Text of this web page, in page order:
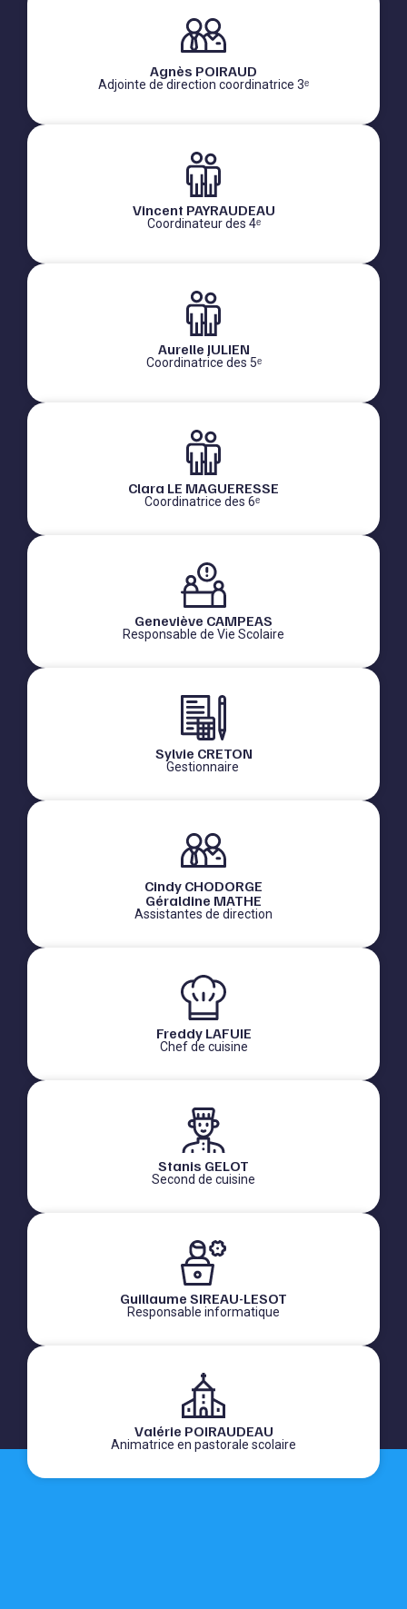
Agnès POIRAUD
Adjointe de direction coordinatrice 3ᵉ
Vincent PAYRAUDEAU
Coordinateur des 4ᵉ
Aurelle JULIEN
Coordinatrice des 5ᵉ
Clara LE MAGUERESSE
Coordinatrice des 6ᵉ
Geneviève CAMPEAS
Responsable de Vie Scolaire
Sylvie CRETON
Gestionnaire
Cindy CHODORGE
Géraldine MATHE
Assistantes de direction
Freddy LAFUIE
Chef de cuisine
Stanis GELOT
Second de cuisine
Guillaume SIREAU-LESOT
Responsable informatique
Valérie POIRAUDEAU
Animatrice en pastorale scolaire